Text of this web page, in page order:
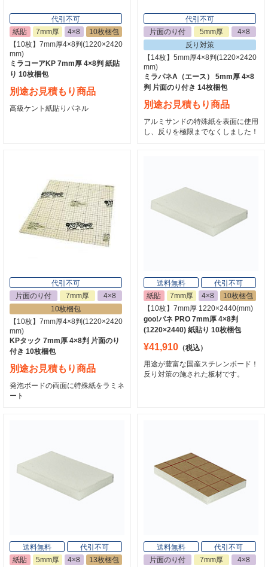
代引不可
紙貼
7mm厚 4×8
10枚梱包
【10枚】7mm厚4×8判(1220×2420
mm)
ミラコーアKP 7mm厚 4×8判 紙貼
り 10枚梱包
別途お見積もり商品
高級ケント紙貼りパネル
代引不可
片面のり付
5mm厚
4×8
反り対策
【14枚】5mm厚4×8判(1220×2420
mm)
ミラパネA（エース） 5mm厚 4×8
判 片面のり付き 14枚梱包
別途お見積もり商品
アルミサンドの特殊紙を表面に使用
し、反りを極限までなくしました！
代引不可
片面のり付
7mm厚
4×8
10枚梱包
【10枚】7mm厚4×8判(1220×2420
mm)
KPタック 7mm厚 4×8判 片面のり
付き 10枚梱包
別途お見積もり商品
発泡ボードの両面に特殊紙をラミネ
ート
送料無料
代引不可
紙貼
7mm厚 4×8
10枚梱包
【10枚】7mm厚 1220×2440(mm)
goo!パネ PRO 7mm厚 4×8判
(1220×2440) 紙貼り 10枚梱包
¥41,910 （税込）
用途が豊富な国産スチレンボード！
反り対策の施された板材です。
送料無料
代引不可
紙貼
5mm厚 4×8
13枚梱包
送料無料
代引不可
片面のり付
7mm厚
4×8